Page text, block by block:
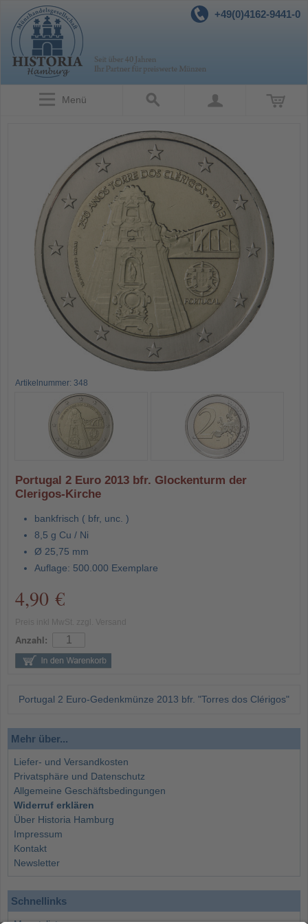
+49(0)4162-9441-0
Menü
Artikelnummer: 348
Portugal 2 Euro 2013 bfr. Glockenturm der
Clerigos-Kirche
bankfrisch ( bfr, unc. )
8,5 g Cu / Ni
Ø 25,75 mm
Auflage: 500.000 Exemplare
4,90 €
Anzahl:
Portugal 2 Euro-Gedenkmünze 2013 bfr. "Torres dos Clérigos"
Mehr über...
Liefer- und Versandkosten
Privatsphäre und Datenschutz
Allgemeine Geschäftsbedingungen
Widerruf erklären
Über Historia Hamburg
Impressum
Kontakt
Newsletter
Schnellinks